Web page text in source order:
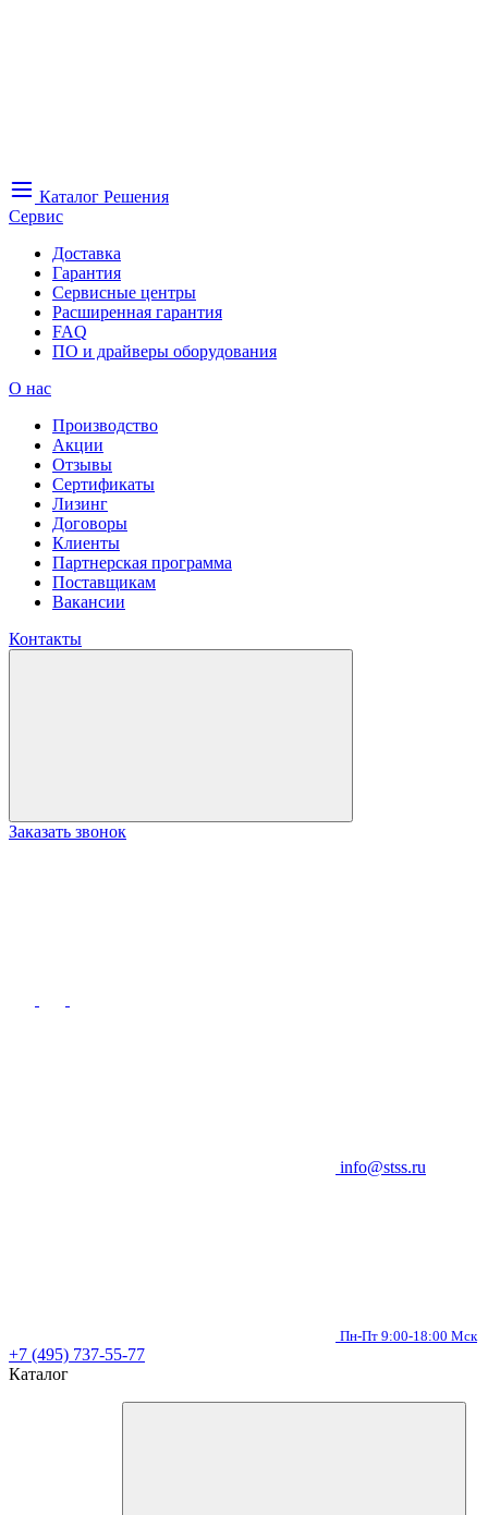
Каталог Решения
Сервис
Доставка
Гарантия
Сервисные центры
Расширенная гарантия
FAQ
ПО и драйверы оборудования
О нас
Производство
Акции
Отзывы
Сертификаты
Лизинг
Договоры
Клиенты
Партнерская программа
Поставщикам
Вакансии
Контакты
Заказать звонок
info@stss.ru
Пн-Пт 9:00-18:00 Мск
+7 (495) 737-55-77
Каталог